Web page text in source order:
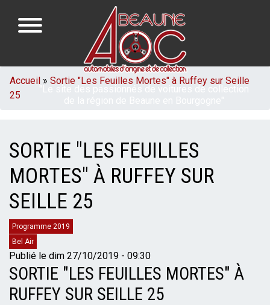
contenu
"Le site des passionnés de voitures de collection
NAVIGATION
PRINCIPALE
FIL
D'ARIANE
Accueil
Sortie "Les Feuilles Mortes" à Ruffey sur Seille
25
SORTIE "LES FEUILLES
MORTES" À RUFFEY SUR
SEILLE 25
Catégories
Programme 2019
Bel Air
Publié le dim 27/10/2019 - 09:30
SORTIE "LES FEUILLES MORTES" À
RUFFEY SUR SEILLE 25